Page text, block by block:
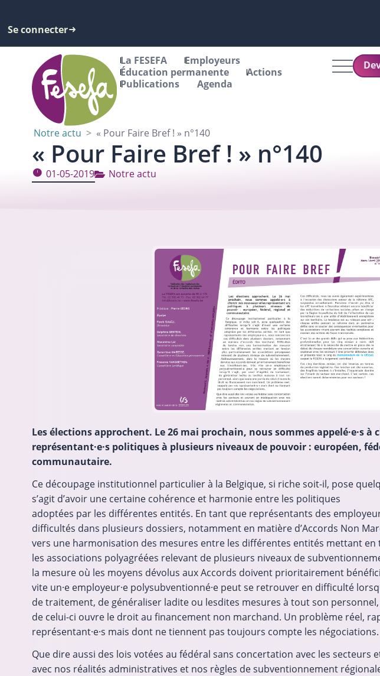
Se connecter
La FESEFA
Employeurs
Éducation permanente
Actions
Publications
Agenda
Notre actu > « Pour Faire Bref ! » n°140
« Pour Faire Bref ! » n°140
01-05-2019 Notre actu
Les élections approchent. Le 26 mai prochain, nous sommes appelé·e·s à
représentant·e·s politiques à plusieurs niveaux de pouvoir : européen,
communautaire.
Ce découpage institutionnel particulier à la Belgique, si riche soit-il, pose
s’agit d’avoir une certaine cohérence et harmonie entre les politiques
adoptées par les différentes entités. En tant que représentants des
difficultés dans plusieurs dossiers, notamment en matière d’Accords Non
vers une harmonisation des mesures entre les différentes entités mettant
les associations polyagréées relevant de plusieurs niveaux de
la mesure où les moyens dévolus aux Accords doivent prioritairement
vite un·e employeur·e polysubventionné·e peut se retrouver en difficulté
de traitement, de généraliser ladite ou lesdites mesures à tout son
de celui-ci ouvre le droit au financement non marchand. Un problème réel,
représentant·e·s mais dont ne tiennent pas toujours compte les négociations.
Que dire aussi des lois votées au fédéral sans concertation avec les secteurs
avec nos réalités administratives et nos règles de subventionnement
Financement de Bruxeo menacé : appel
à mobilisation
BRUXEO (la Confédération représentative
des entreprises à profit social bruxelloises)
lance une pétition et appelle les acteurs du
secteur non marchand à se mobiliser pour
garantir la pérennité d’une subvention qui
finance une partie de…
Des
générale
Ce 11 juin
Soit la
décisions
conviviale